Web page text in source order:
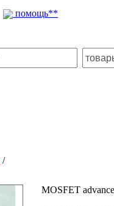
помощь**
/
MOSFET